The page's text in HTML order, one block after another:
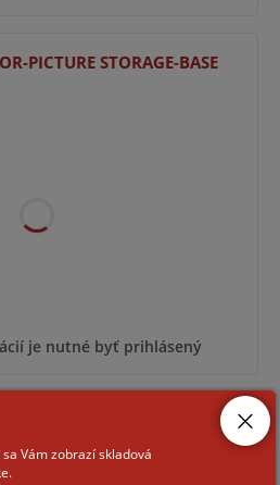
PICTURE STORAGE-BASE
je nutné byť prihlásený
1UNIT
Vám zobrazí skladová